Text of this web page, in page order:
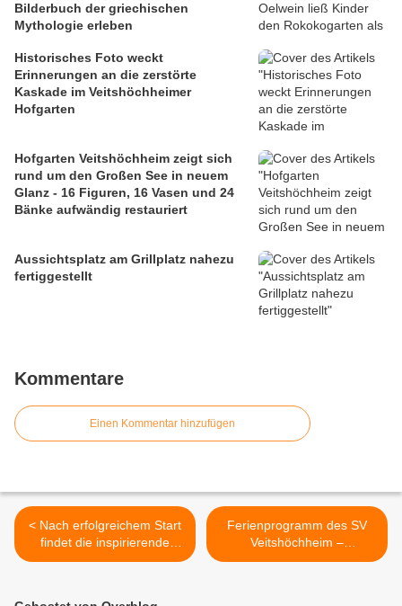
Bilderbuch der griechischen
Mythologie erleben
Historisches Foto weckt
Erinnerungen an die zerstörte
Kaskade im Veitshöchheimer
Hofgarten
Hofgarten Veitshöchheim zeigt sich
rund um den Großen See in neuem
Glanz - 16 Figuren, 16 Vasen und 24
Bänke aufwändig restauriert
Aussichtsplatz am Grillplatz nahezu
fertiggestellt
Kommentare
Einen Kommentar hinzufügen
< Nach erfolgreichem Start
findet die inspirierende
Vortragsreihe Frauen für
Ferienprogramm des SV
Veitshöchheim –
Fußballschulen im Jahr